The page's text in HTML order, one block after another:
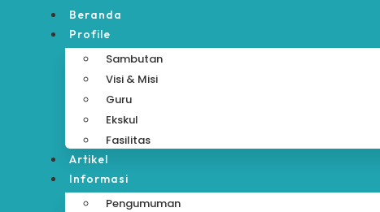
Beranda
Profile
Sambutan
Visi & Misi
Guru
Ekskul
Fasilitas
Artikel
Informasi
Pengumuman